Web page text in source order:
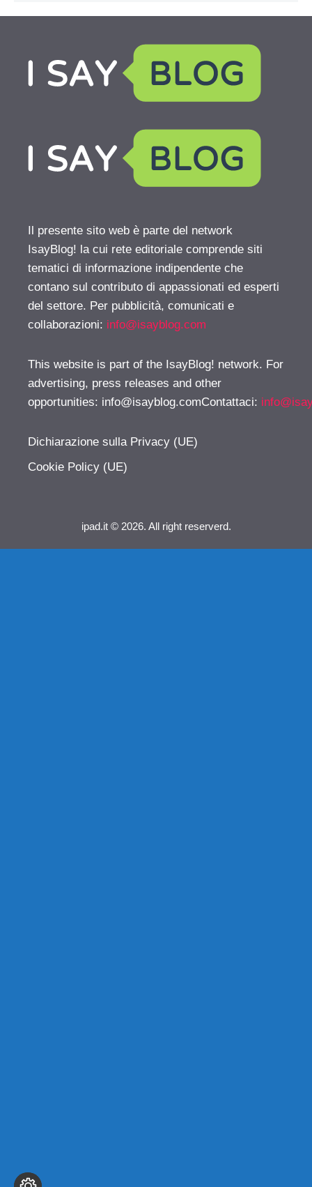
Il presente sito web è parte del network
IsayBlog! la cui rete editoriale comprende siti
tematici di informazione indipendente che
contano sul contributo di appassionati ed esperti
del settore. Per pubblicità, comunicati e
collaborazioni: info@isayblog.com
This website is part of the IsayBlog! network. For
advertising, press releases and other
opportunities: info@isayblog.comContattaci:
Dichiarazione sulla Privacy (UE)
Cookie Policy (UE)
ipad.it © 2026. All right reserverd.